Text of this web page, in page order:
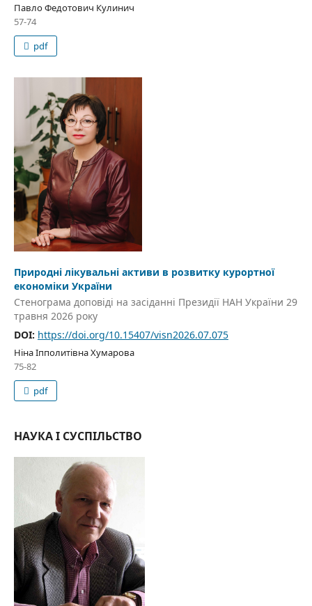
Павло Федотович Кулинич
57-74
pdf
Природні лікувальні активи в розвитку курортної
економіки України
Стенограма доповіді на засіданні Президії НАН України 29
травня 2026 року
DOI: https://doi.org/10.15407/visn2026.07.075
Ніна Іпполитівна Хумарова
75-82
pdf
НАУКА І СУСПІЛЬСТВО